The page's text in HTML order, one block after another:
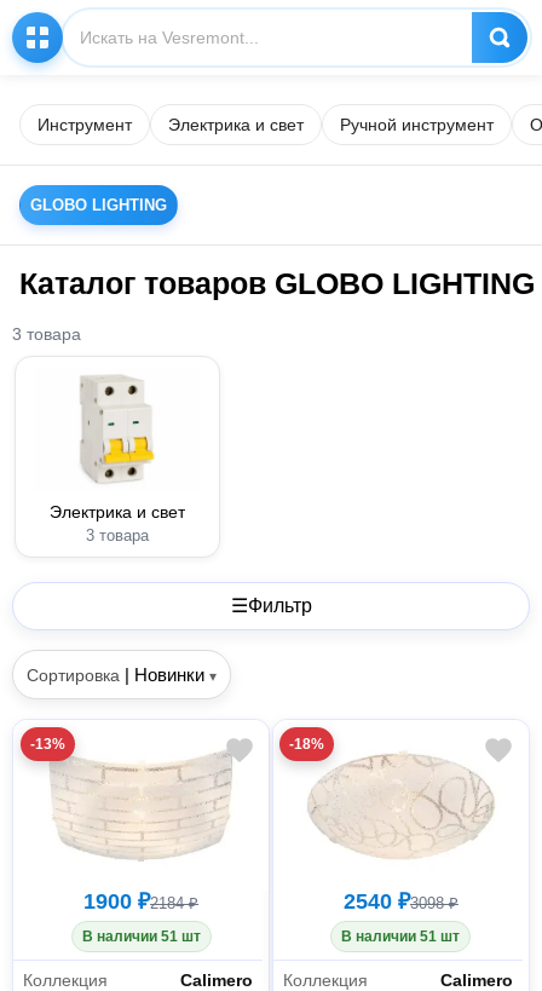
Инструмент Электрика и свет Ручной инструмент
GLOBO LIGHTING
Каталог товаров GLOBO LIGHTING
3 товара
Электрика и свет
3 товара
☰Фильтр
Сортировка | Новинки ▾
-13%
1900 ₽2184 ₽
В наличии 51 шт
Коллекция
Calimero
-18%
2540 ₽3098 ₽
В наличии 51 шт
Коллекция
Calimero